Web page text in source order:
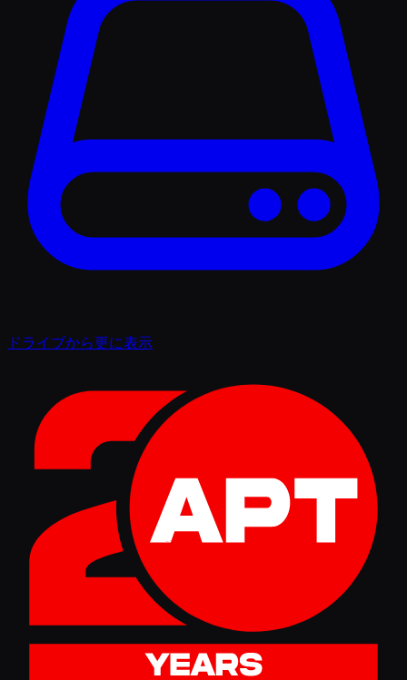
ドライブから更に表示